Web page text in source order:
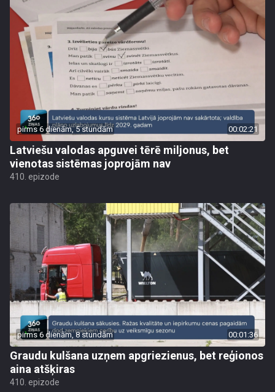
pirms 6 dienām, 5 stundām 00:02:21
Latviešu valodas apguvei tērē miljonus, bet
vienotas sistēmas joprojām nav
410. epizode
pirms 6 dienām, 8 stundām 00:01:36
Graudu kulšana uzņem apgriezienus, bet reģionos
aina atšķiras
410. epizode